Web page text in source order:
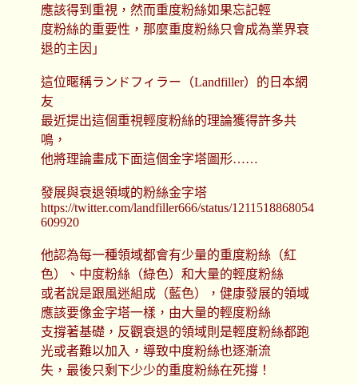
應該得到重視，然而重度粉絲如果忘記輕
度粉絲的重要性，那麼重度粉絲只會成為業界衰
退的主因」
這位暱稱ランドフィラー（Landfiller）的日本網
友
最近提出這個重視輕度粉絲的理論獲得許多共
鳴，
他將理論畫成下面這個金字塔圖形……
發展與衰退領域的粉絲金字塔
https://twitter.com/landfiller666/status/1211518868054
609920
他認為每一種領域都會有少量的重度粉絲（紅
色）、中度粉絲（綠色）和大量的輕度粉絲
或者說是跟風迷組成（藍色），健康發展的領域
應該要像金字塔一樣，由大量的輕度粉絲
支撐著基礎，反觀衰退的領域則是輕度粉絲都跑
光或者難以加入，導致中度粉絲也逐漸流
失，最後只剩下少少的重度粉絲在死撐！